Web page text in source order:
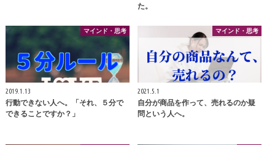
た。
マインド・思考
2019.1.13
行動できない人へ。「それ、５分で
できることですか？」
マインド・思考
2021.5.1
自分が商品を作って、売れるのか疑
問という人へ。